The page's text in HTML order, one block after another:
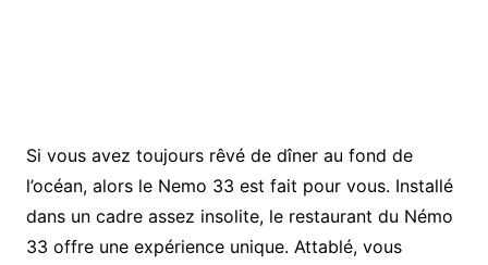
Si vous avez toujours rêvé de dîner au fond de
l’océan, alors le Nemo 33 est fait pour vous. Installé
dans un cadre assez insolite, le restaurant du Némo
33 offre une expérience unique. Attablé, vous